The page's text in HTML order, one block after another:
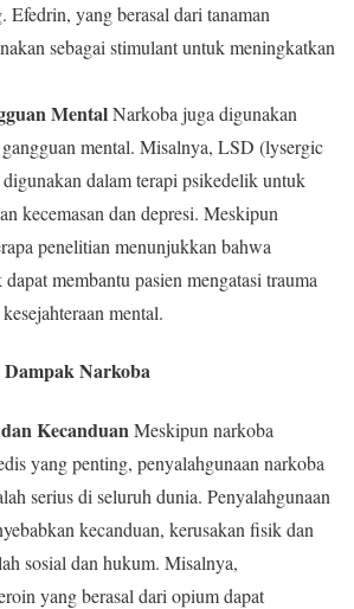
Efedrin, yang berasal dari tanaman
sebagai stimulant untuk meningkatkan
MentalNarkoba juga digunakan
mental. Misalnya, LSD (lysergic
dalam terapi psikedelik untuk
kecemasan dan depresi. Meskipun
penelitian menunjukkan bahwa
membantu pasien mengatasi trauma
mental.
Narkoba
Kecanduan Meskipun narkoba
yang penting, penyalahgunaan narkoba
serius di seluruh dunia. Penyalahgunaan
kecanduan, kerusakan fisik dan
sosial dan hukum. Misalnya,
yang berasal dari opium dapat